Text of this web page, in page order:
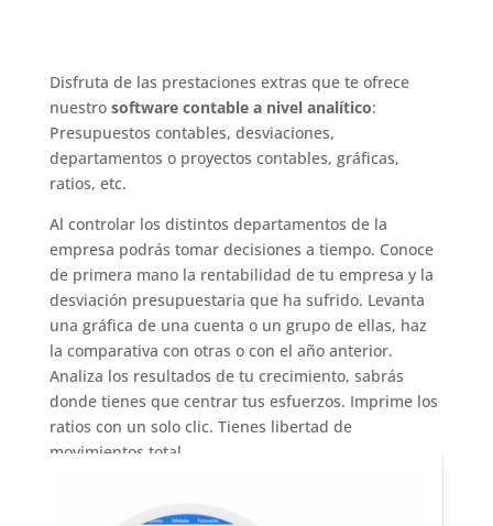
Disfruta de las prestaciones extras que te ofrece
nuestro software contable a nivel analítico:
Presupuestos contables, desviaciones,
departamentos o proyectos contables, gráficas,
ratios, etc.
Al controlar los distintos departamentos de la
empresa podrás tomar decisiones a tiempo. Conoce
de primera mano la rentabilidad de tu empresa y la
desviación presupuestaria que ha sufrido. Levanta
una gráfica de una cuenta o un grupo de ellas, haz
la comparativa con otras o con el año anterior.
Analiza los resultados de tu crecimiento, sabrás
donde tienes que centrar tus esfuerzos. Imprime los
ratios con un solo clic. Tienes libertad de
movimientos total.